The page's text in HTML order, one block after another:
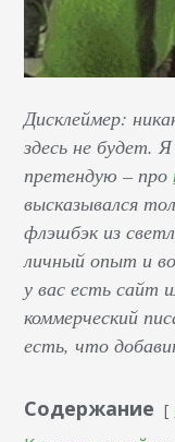
Дисклеймер:
здесь не будет.
претендую – про
высказывался
флэшбэк из
личный опыт и
у вас есть сайт
коммерческий
есть, что
Содержание